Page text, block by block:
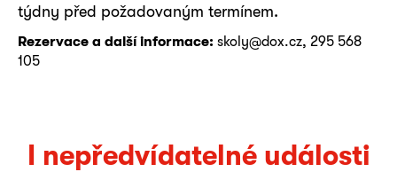
týdny před požadovaným termínem.
Rezervace a další informace: skoly@dox.cz, 295 568
105
I nepředvídatelné události